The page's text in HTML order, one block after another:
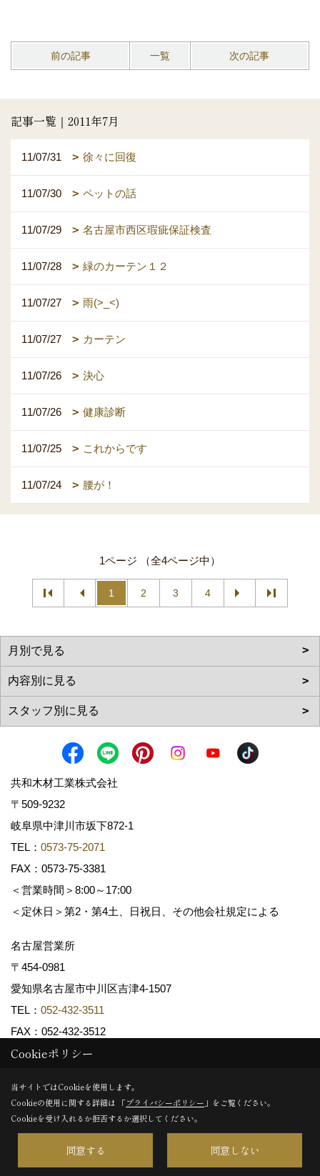
前の記事 一覧 次の記事
記事一覧｜2011年7月
11/07/31 徐々に回復
11/07/30 ペットの話
11/07/29 名古屋市西区瑕疵保証検査
11/07/28 緑のカーテン１２
11/07/27 雨(>_<)
11/07/27 カーテン
11/07/26 決心
11/07/26 健康診断
11/07/25 これからです
11/07/24 腰が！
1ページ （全4ページ中）
1 2 3 4
共和木材工業株式会社
〒509-9232
岐阜県中津川市坂下872‐1
TEL： 0573-75-2071
FAX：0573-75-3381
＜営業時間＞8:00～17:00
＜定休日＞第2・第4土、日祝日、その他会社規定による
名古屋営業所
〒454-0981
愛知県名古屋市中川区吉津4-1507
TEL： 052-432-3511
FAX：052-432-3512
Copyright (c) 共和木材工業株式会社. All Rights Reserved.
Produced byゴデスクリエイト
Cookieポリシー
当サイトではCookieを使用します。
Cookieの使用に関する詳細は 「プライバシーポリシー 」をご覧ください。
Cookieを受け入れるか拒否するか選択してください。
同意する 同意しない